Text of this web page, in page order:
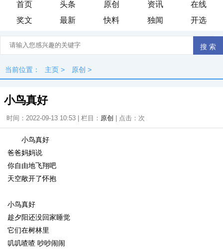
首页 头条 原创 资讯
在线
奖文
最新 快料 独闻 开选
当前位置： 主页 > 原创 >
小鸟真好
时间：2022-09-13 10:53 | 栏目： 原创 | 点击： 次
小鸟真好
爸爸妈妈说
你自由地飞翔吧
天空敞开了怀抱
小鸟真好
趁夕阳还没回家睡觉
它们在树林里
叽叽喳喳 吵吵闹闹